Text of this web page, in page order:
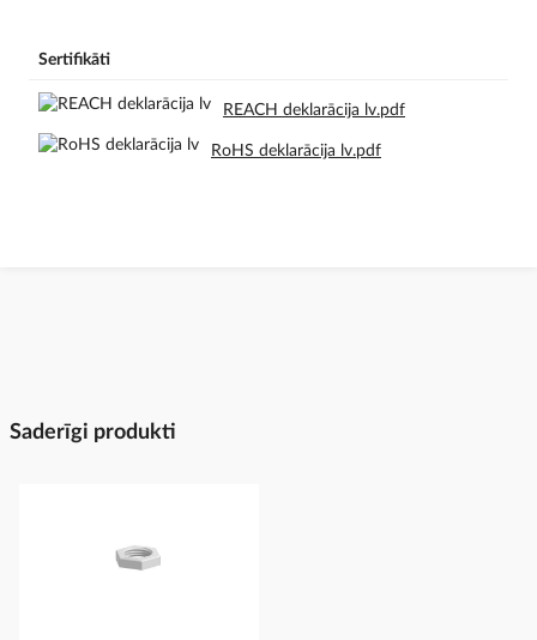
Sertifikāti
REACH deklarācija lv.pdf
RoHS deklarācija lv.pdf
Saderīgi produkti